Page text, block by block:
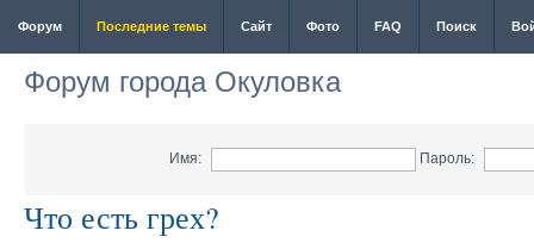
Форум Последние темы Сайт Фото FAQ Поиск
Форум города Окуловка
Имя: Пароль:
Что есть грех?